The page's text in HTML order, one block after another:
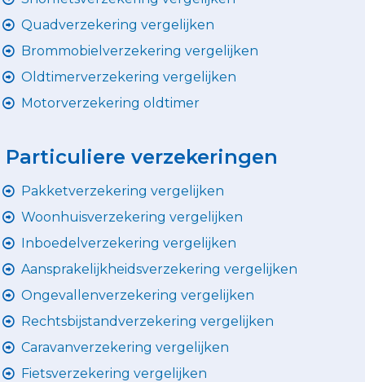
Quadverzekering vergelijken
Brommobielverzekering vergelijken
Oldtimerverzekering vergelijken
Motorverzekering oldtimer
Particuliere verzekeringen
Pakketverzekering vergelijken
Woonhuisverzekering vergelijken
Inboedelverzekering vergelijken
Aansprakelijkheidsverzekering vergelijken
Ongevallenverzekering vergelijken
Rechtsbijstandverzekering vergelijken
Caravanverzekering vergelijken
Fietsverzekering vergelijken